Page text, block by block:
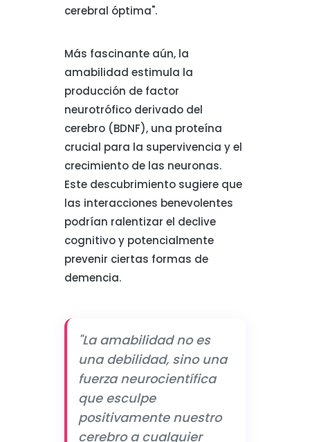
cerebral óptima".
Más fascinante aún, la
amabilidad estimula la
producción de factor
neurotrófico derivado del
cerebro (BDNF), una proteína
crucial para la supervivencia y el
crecimiento de las neuronas.
Este descubrimiento sugiere que
las interacciones benevolentes
podrían ralentizar el declive
cognitivo y potencialmente
prevenir ciertas formas de
demencia.
"La amabilidad no es
una debilidad, sino una
fuerza neurocientífica
que esculpe
positivamente nuestro
cerebro a cualquier